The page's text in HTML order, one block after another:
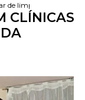
de limpeza em
CLÍNICAS